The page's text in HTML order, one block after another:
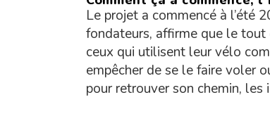
Le projet a commencé à l’été
fondateurs, affirme que le tout
ceux qui utilisent leur vélo
empêcher de se le faire voler
pour retrouver son chemin, les